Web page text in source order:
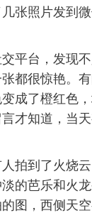
张照片发到
台，发现不
都很惊艳。
成了橙红色，
才知道，当
到了火烧云
的芭乐和火
图，西侧天